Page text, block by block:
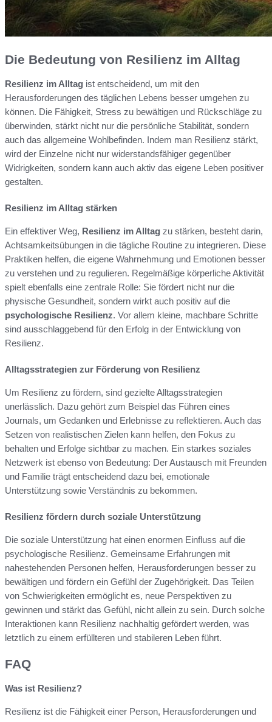
Die Bedeutung von Resilienz im Alltag
Resilienz im Alltag ist entscheidend, um mit den
Herausforderungen des täglichen Lebens besser umgehen zu
können. Die Fähigkeit, Stress zu bewältigen und Rückschläge zu
überwinden, stärkt nicht nur die persönliche Stabilität, sondern
auch das allgemeine Wohlbefinden. Indem man Resilienz stärkt,
wird der Einzelne nicht nur widerstandsfähiger gegenüber
Widrigkeiten, sondern kann auch aktiv das eigene Leben positiver
gestalten.
Resilienz im Alltag stärken
Ein effektiver Weg, Resilienz im Alltag zu stärken, besteht darin,
Achtsamkeitsübungen in die tägliche Routine zu integrieren. Diese
Praktiken helfen, die eigene Wahrnehmung und Emotionen besser
zu verstehen und zu regulieren. Regelmäßige körperliche Aktivität
spielt ebenfalls eine zentrale Rolle: Sie fördert nicht nur die
physische Gesundheit, sondern wirkt auch positiv auf die
psychologische Resilienz. Vor allem kleine, machbare Schritte
sind ausschlaggebend für den Erfolg in der Entwicklung von
Resilienz.
Alltagsstrategien zur Förderung von Resilienz
Um Resilienz zu fördern, sind gezielte Alltagsstrategien
unerlässlich. Dazu gehört zum Beispiel das Führen eines
Journals, um Gedanken und Erlebnisse zu reflektieren. Auch das
Setzen von realistischen Zielen kann helfen, den Fokus zu
behalten und Erfolge sichtbar zu machen. Ein starkes soziales
Netzwerk ist ebenso von Bedeutung: Der Austausch mit Freunden
und Familie trägt entscheidend dazu bei, emotionale
Unterstützung sowie Verständnis zu bekommen.
Resilienz fördern durch soziale Unterstützung
Die soziale Unterstützung hat einen enormen Einfluss auf die
psychologische Resilienz. Gemeinsame Erfahrungen mit
nahestehenden Personen helfen, Herausforderungen besser zu
bewältigen und fördern ein Gefühl der Zugehörigkeit. Das Teilen
von Schwierigkeiten ermöglicht es, neue Perspektiven zu
gewinnen und stärkt das Gefühl, nicht allein zu sein. Durch solche
Interaktionen kann Resilienz nachhaltig gefördert werden, was
letztlich zu einem erfüllteren und stabileren Leben führt.
FAQ
Was ist Resilienz?
Resilienz ist die Fähigkeit einer Person, Herausforderungen und